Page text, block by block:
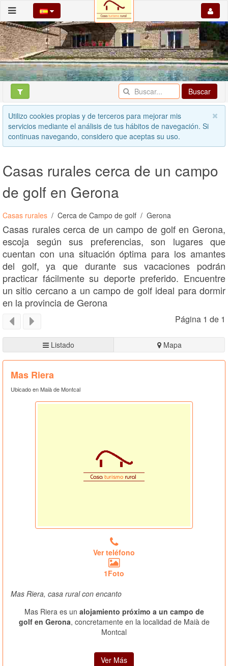
Buscar
Utilizo cookies propias y de terceros para mejorar mis
servicios mediante el análisis de tus hábitos de navegación. Si
continuas navegando, considero que aceptas su uso.
Casas rurales cerca de un campo
de golf en Gerona
Casas rurales Cerca de Campo de golf Gerona
Casas rurales cerca de un campo de golf en Gerona,
escoja según sus preferencias, son lugares que
cuentan con una situación óptima para los amantes
del golf, ya que durante sus vacaciones podrán
practicar fácilmente su deporte preferido. Encuentre
un sitio cercano a un campo de golf ideal para dormir
en la provincia de Gerona
Página 1 de 1
Listado Mapa
Mas Riera
Ubicado en Maià de Montcal
Ver teléfono
1Foto
Mas Riera, casa rural con encanto
Mas Riera es un alojamiento próximo a un campo de
golf en Gerona, concretamente en la localidad de Maià de
Montcal
Ver Más